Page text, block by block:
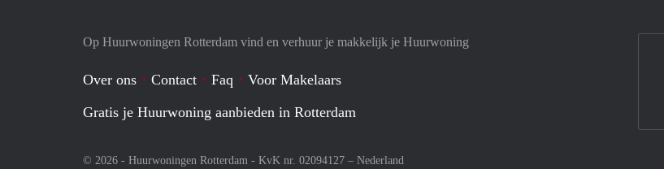
Op Huurwoningen Rotterdam vind en verhuur je makkelijk je Huurwoning
Over ons Contact Faq
Voor Makelaars
Gratis je Huurwoning aanbieden in Rotterdam
© 2026 - Huurwoningen Rotterdam - KvK nr. 02094127 – Nederland